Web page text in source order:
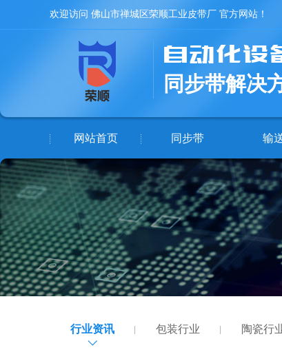
欢迎访问 佛山市禅城区荣顺工业皮带厂 官方网站！
同步带解决
网站首页 同步带 输
行业资讯 包装行业 陶瓷行